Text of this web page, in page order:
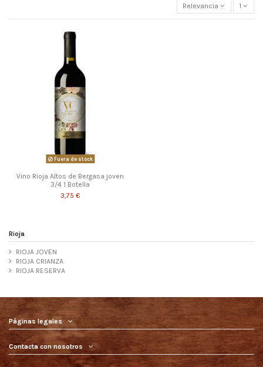
Relevancia 1
Fuera de stock
Vino Rioja Altos de Bergasa joven
3/4 1 Botella
3,75 €
Rioja
RIOJA JOVEN
RIOJA CRIANZA
RIOJA RESERVA
Páginas legales
Contacta con nosotros